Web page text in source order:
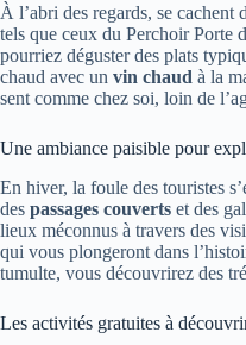
À l’abri des regards, se cachent
tels que ceux du Perchoir Porte
pourriez déguster des plats
chaud avec un vin chaud à la
sent comme chez soi, loin de
Une ambiance paisible pour
En hiver, la foule des touristes
des passages couverts et des
lieux méconnus à travers des
qui vous plongeront dans
tumulte, vous découvrirez des
Les activités gratuites à